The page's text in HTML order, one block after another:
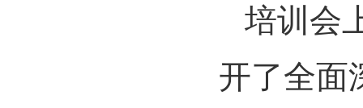
培训会
开了全面